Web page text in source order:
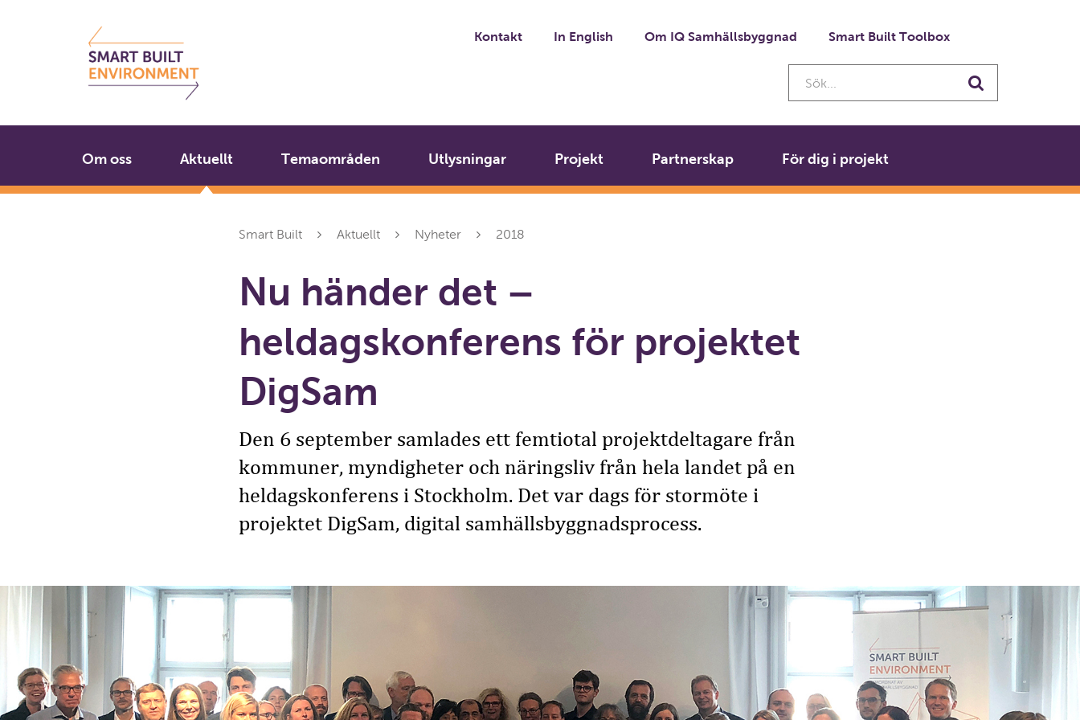
Kontakt In English Om IQ Samhällsbyggnad Smart Built Toolbox
Sök
Om oss Aktuellt Temaområden Utlysningar Projekt Partnerskap För dig i projekt
Smart Built Aktuellt Nyheter 2018
Nu händer det –
heldagskonferens för projektet
DigSam
Den 6 september samlades ett femtiotal projektdeltagare från
kommuner, myndigheter och näringsliv från hela landet på en
heldagskonferens i Stockholm. Det var dags för stormöte i
projektet DigSam, digital samhällsbyggnadsprocess.